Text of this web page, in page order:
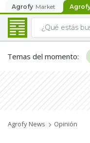
Agrofy Market
Temas del momento:
Agrofy News Opinión